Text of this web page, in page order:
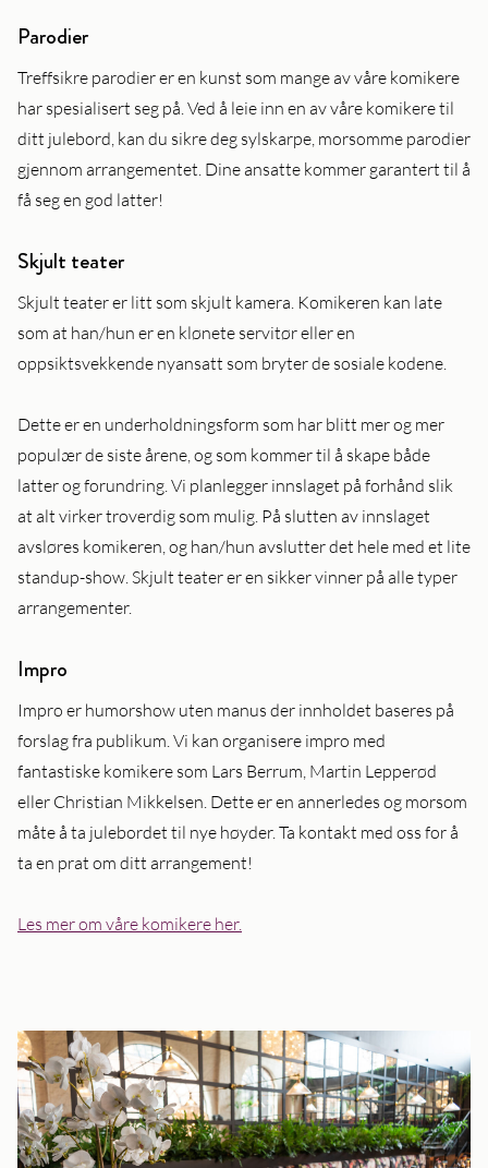
Parodier
Treffsikre parodier er en kunst som mange av våre komikere
har spesialisert seg på. Ved å leie inn en av våre komikere til
ditt julebord, kan du sikre deg sylskarpe, morsomme parodier
gjennom arrangementet. Dine ansatte kommer garantert til å
få seg en god latter!
Skjult teater
Skjult teater er litt som skjult kamera. Komikeren kan late
som at han/hun er en klønete servitør eller en
oppsiktsvekkende nyansatt som bryter de sosiale kodene.
Dette er en underholdningsform som har blitt mer og mer
populær de siste årene, og som kommer til å skape både
latter og forundring. Vi planlegger innslaget på forhånd slik
at alt virker troverdig som mulig. På slutten av innslaget
avsløres komikeren, og han/hun avslutter det hele med et lite
standup-show. Skjult teater er en sikker vinner på alle typer
arrangementer.
Impro
Impro er humorshow uten manus der innholdet baseres på
forslag fra publikum. Vi kan organisere impro med
fantastiske komikere som Lars Berrum, Martin Lepperød
eller Christian Mikkelsen. Dette er en annerledes og morsom
måte å ta julebordet til nye høyder. Ta kontakt med oss for å
ta en prat om ditt arrangement!
Les mer om våre komikere her.